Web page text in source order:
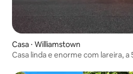
Casa ⋅ Williamstown
Casa linda e enorme com lareira, a